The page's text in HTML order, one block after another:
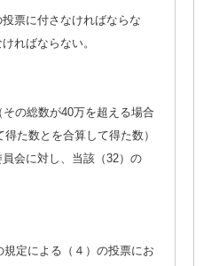
票に付さなければならな
ればならない。
の総数が40万を超える場合
た数とを合算して得た数）
会に対し、当該（32）の
定による（４）の投票にお